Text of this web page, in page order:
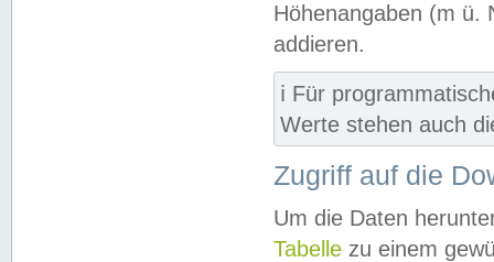
Höhenangaben (m ü.
addieren.
ℹ️ Für
Werte stehen auch
Zugriff auf die
Um die Daten
Tabelle zu einem